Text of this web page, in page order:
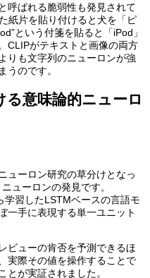
呼ばれる脆弱性も発見されて
紙片を貼り付けると犬を「ピ
という付箋を貼ると「iPod」
CLIPがテキストと画像の両方
りも文字列のニューロンが強
うのです。
意味論的ニューロ
ューロン研究の草分けとなっ
ューロンの発見です。
習したLSTMベースの言語モ
一手に表現する単一ユニット
ビューの肯否を予測できるほ
実際その値を操作することで
とが実証されました。